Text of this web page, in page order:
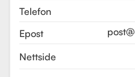
Telefon
Epost
Nettside